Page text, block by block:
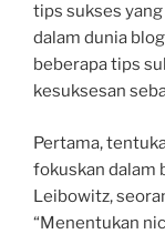
tips sukses
dalam dunia
beberapa tips
kesuksesan
Pertama,
fokuskan dalam
Leibowitz,
“Menentukan